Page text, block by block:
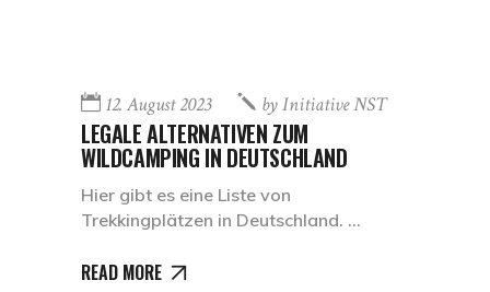
12. August 2023 byInitiative NST
LEGALE ALTERNATIVEN ZUM
WILDCAMPING IN DEUTSCHLAND
Hier gibt es eine Liste von
Trekkingplätzen in Deutschland.
READ MORE